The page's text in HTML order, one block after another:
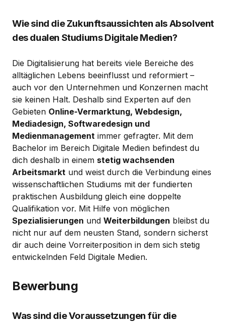
Wie sind die Zukunftsaussichten als Absolvent
des dualen Studiums Digitale Medien?
Die Digitalisierung hat bereits viele Bereiche des
alltäglichen Lebens beeinflusst und reformiert –
auch vor den Unternehmen und Konzernen macht
sie keinen Halt. Deshalb sind Experten auf den
Gebieten Online-Vermarktung, Webdesign,
Mediadesign, Softwaredesign und
Medienmanagement immer gefragter. Mit dem
Bachelor im Bereich Digitale Medien befindest du
dich deshalb in einem stetig wachsenden
Arbeitsmarkt und weist durch die Verbindung eines
wissenschaftlichen Studiums mit der fundierten
praktischen Ausbildung gleich eine doppelte
Qualifikation vor. Mit Hilfe von möglichen
Spezialisierungen und Weiterbildungen bleibst du
nicht nur auf dem neusten Stand, sondern sicherst
dir auch deine Vorreiterposition in dem sich stetig
entwickelnden Feld Digitale Medien.
Bewerbung
Was sind die Voraussetzungen für die